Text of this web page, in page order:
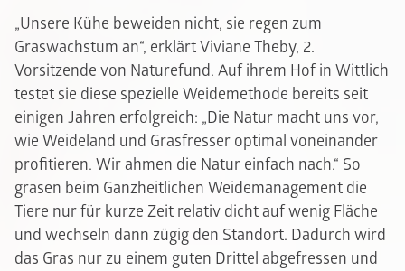
„Unsere Kühe beweiden nicht, sie regen zum
Graswachstum an“, erklärt Viviane Theby, 2.
Vorsitzende von Naturefund. Auf ihrem Hof in Wittlich
testet sie diese spezielle Weidemethode bereits seit
einigen Jahren erfolgreich: „Die Natur macht uns vor,
wie Weideland und Grasfresser optimal voneinander
profitieren. Wir ahmen die Natur einfach nach.“ So
grasen beim Ganzheitlichen Weidemanagement die
Tiere nur für kurze Zeit relativ dicht auf wenig Fläche
und wechseln dann zügig den Standort. Dadurch wird
das Gras nur zu einem guten Drittel abgefressen und